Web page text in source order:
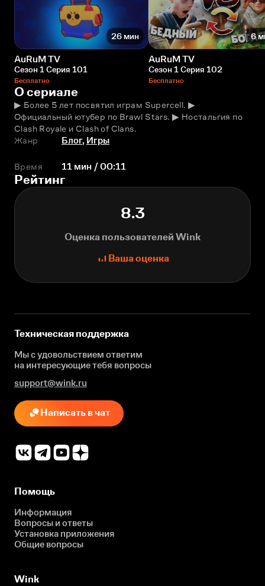
26 мин
AuRuM TV
Сезон 1 Серия 101
Бесплатно
6
AuRuM TV
Сезон 1 Серия 102
Бесплатно
О сериале
▶ Более 5 лет посвятил играм Supercell. ▶
Официальный ютубер по Brawl Stars. ▶ Ностальгия по
Clash Royale и Clash of Clans.
Жанр
Блог, Игры
Время 11 мин / 00:11
Рейтинг
8.3
Оценка пользователей Wink
Ваша оценка
Техническая поддержка
Мы с удовольствием ответим
на интересующиетебя вопросы
support@wink.ru
Написать в чат
Помощь
Информация
Вопросы и ответы
Установка приложения
Общие вопросы
Wink